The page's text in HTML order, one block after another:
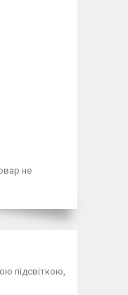
не
підсвіткою,